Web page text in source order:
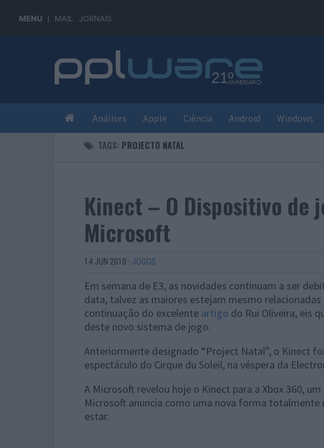
MENU MAIL JORNAIS
Análises Apple Ciência Android Windows
TAGS: PROJECTO NATAL
Kinect – O Dispositivo de
Microsoft
14 JUN 2010 · JOGOS
Em semana de E3, as novidades continuam a ser
data, talvez as maiores estejam mesmo relacionadas
continuação do excelente artigo do Rui Oliveira, eis
deste novo sistema de jogo.
Anteriormente designado “Project Natal”, o Kinect
espectáculo do Cirque du Soleil, na véspera da
A Microsoft revelou hoje o Kinect para a Xbox 360,
Microsoft anuncia como uma nova forma
estar.